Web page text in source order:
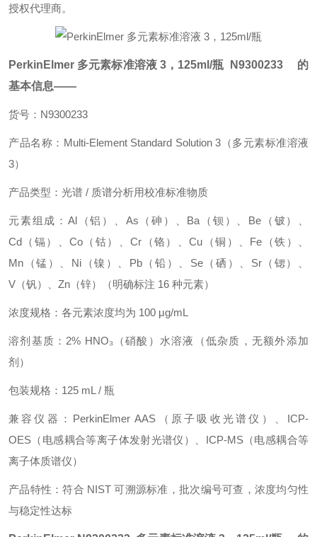
授权代理商。
PerkinElmer 多元素标准溶液 3，125ml/瓶
N9300233 的
基本信息——
货号：N9300233
产品名称：Multi-Element Standard Solution 3（多元素标准溶液
3）
产品类型：光谱 / 质谱分析用校准标准物质
元素组成：Al（铝）、As（砷）、Ba（钡）、Be（铍）、
Cd（镉）、Co（钴）、Cr（铬）、Cu（铜）、Fe（铁）、
Mn（锰）、Ni（镍）、Pb（铅）、Se（硒）、Sr（锶）、
V（钒）、Zn（锌）（明确标注 16 种元素）
浓度规格：各元素浓度均为 100 μg/mL
溶剂基质：2% HNO₃（硝酸）水溶液（低杂质，无额外添加
剂）
包装规格：125 mL / 瓶
兼容仪器：PerkinElmer AAS（原子吸收光谱仪）、ICP-
OES（电感耦合等离子体发射光谱仪）、ICP-MS（电感耦合等
离子体质谱仪）
产品特性：符合 NIST 可溯源标准，批次编号可查，浓度均匀性
与稳定性达标